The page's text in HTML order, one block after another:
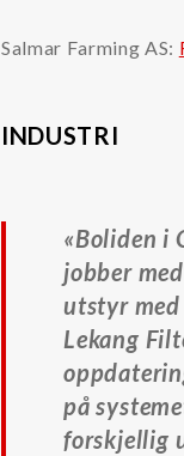
Salmar Farming AS:
INDUSTRI
«Boliden i
jobber
utstyr
Lekang
på
forskjellig